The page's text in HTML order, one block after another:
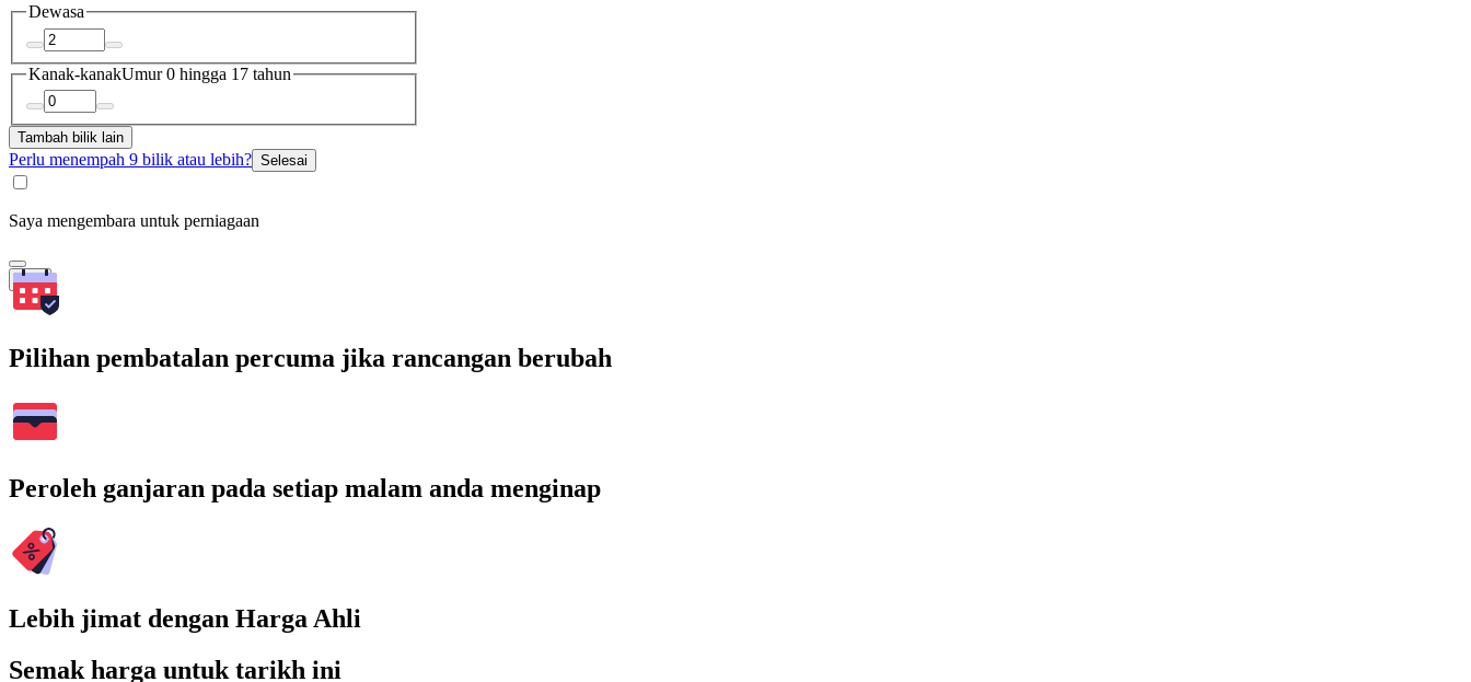
Dewasa
Kanak-kanakUmur 0 hingga 17 tahun
Tambah bilik lain
Perlu menempah 9 bilik atau lebih? Selesai
Saya mengembara untuk perniagaan
Cari
Pilihan pembatalan percuma jika rancangan berubah
Peroleh ganjaran pada setiap malam anda menginap
Lebih jimat dengan Harga Ahli
Semak harga untuk tarikh ini